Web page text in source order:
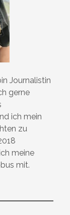
Journalistin
gerne
ich mein
zu
meine
mit.